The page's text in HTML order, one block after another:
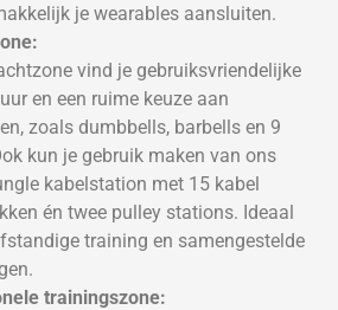
je wearables aansluiten.
vind je gebruiksvriendelijke
en een ruime keuze aan
zoals dumbbells, barbells en 9
kun je gebruik maken van ons
kabelstation met 15 kabel
én twee pulley stations. Ideaal
training en samengestelde
trainingszone: